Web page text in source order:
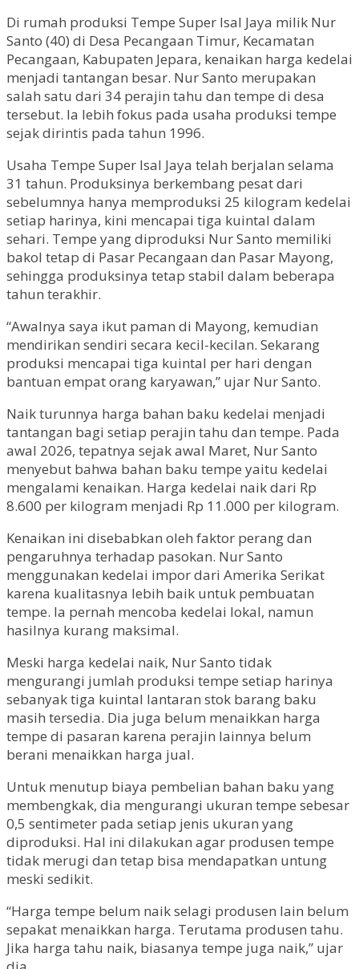
Di rumah produksi Tempe Super Isal Jaya milik Nur
Santo (40) di Desa Pecangaan Timur, Kecamatan
Pecangaan, Kabupaten Jepara, kenaikan harga kedelai
menjadi tantangan besar. Nur Santo merupakan
salah satu dari 34 perajin tahu dan tempe di desa
tersebut. Ia lebih fokus pada usaha produksi tempe
sejak dirintis pada tahun 1996.
Usaha Tempe Super Isal Jaya telah berjalan selama
31 tahun. Produksinya berkembang pesat dari
sebelumnya hanya memproduksi 25 kilogram kedelai
setiap harinya, kini mencapai tiga kuintal dalam
sehari. Tempe yang diproduksi Nur Santo memiliki
bakol tetap di Pasar Pecangaan dan Pasar Mayong,
sehingga produksinya tetap stabil dalam beberapa
tahun terakhir.
“Awalnya saya ikut paman di Mayong, kemudian
mendirikan sendiri secara kecil-kecilan. Sekarang
produksi mencapai tiga kuintal per hari dengan
bantuan empat orang karyawan,” ujar Nur Santo.
Naik turunnya harga bahan baku kedelai menjadi
tantangan bagi setiap perajin tahu dan tempe. Pada
awal 2026, tepatnya sejak awal Maret, Nur Santo
menyebut bahwa bahan baku tempe yaitu kedelai
mengalami kenaikan. Harga kedelai naik dari Rp
8.600 per kilogram menjadi Rp 11.000 per kilogram.
Kenaikan ini disebabkan oleh faktor perang dan
pengaruhnya terhadap pasokan. Nur Santo
menggunakan kedelai impor dari Amerika Serikat
karena kualitasnya lebih baik untuk pembuatan
tempe. Ia pernah mencoba kedelai lokal, namun
hasilnya kurang maksimal.
Meski harga kedelai naik, Nur Santo tidak
mengurangi jumlah produksi tempe setiap harinya
sebanyak tiga kuintal lantaran stok barang baku
masih tersedia. Dia juga belum menaikkan harga
tempe di pasaran karena perajin lainnya belum
berani menaikkan harga jual.
Untuk menutup biaya pembelian bahan baku yang
membengkak, dia mengurangi ukuran tempe sebesar
0,5 sentimeter pada setiap jenis ukuran yang
diproduksi. Hal ini dilakukan agar produsen tempe
tidak merugi dan tetap bisa mendapatkan untung
meski sedikit.
“Harga tempe belum naik selagi produsen lain belum
sepakat menaikkan harga. Terutama produsen tahu.
Jika harga tahu naik, biasanya tempe juga naik,” ujar